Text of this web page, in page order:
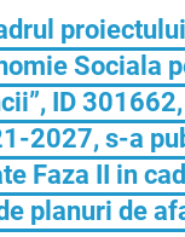
Sociala
ID
2027, s-a
Faza II in
planuri de